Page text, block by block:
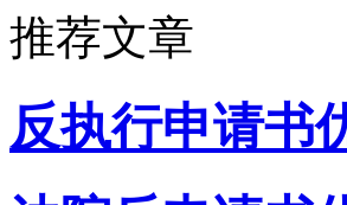
推荐文章
反执行申请书